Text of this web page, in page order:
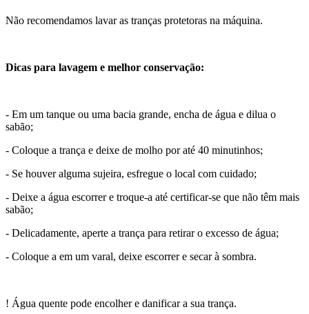
Não recomendamos lavar as tranças protetoras na máquina.
Dicas para lavagem e melhor conservação:
- Em um tanque ou uma bacia grande, encha de água e dilua o
sabão;
- Coloque a trança e deixe de molho por até 40 minutinhos;
- Se houver alguma sujeira, esfregue o local com cuidado;
- Deixe a água escorrer e troque-a até certificar-se que não têm mais
sabão;
- Delicadamente, aperte a trança para retirar o excesso de água;
- Coloque a em um varal, deixe escorrer e secar à sombra.
! Água quente pode encolher e danificar a sua trança.